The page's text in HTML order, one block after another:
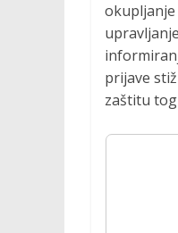
okupljanje
prijave
zaštitu